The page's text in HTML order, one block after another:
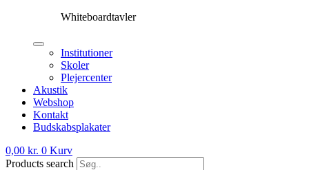
Whiteboardtavler
Institutioner
Skoler
Plejercenter
Akustik
Webshop
Kontakt
Budskabsplakater
0,00 kr. 0 Kurv
Products search